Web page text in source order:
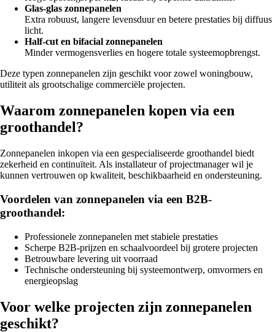
Glas-glas zonnepanelen
Extra robuust, langere levensduur en betere prestaties bij diffuus
licht.
Half-cut en bifacial zonnepanelen
Minder vermogensverlies en hogere totale systeemopbrengst.
Deze typen zonnepanelen zijn geschikt voor zowel woningbouw,
utiliteit als grootschalige commerciële projecten.
Waarom zonnepanelen kopen via een
groothandel?
Zonnepanelen inkopen via een gespecialiseerde groothandel biedt
zekerheid en continuïteit. Als installateur of projectmanager wil je
kunnen vertrouwen op kwaliteit, beschikbaarheid en ondersteuning.
Voordelen van zonnepanelen via een B2B-
groothandel:
Professionele zonnepanelen met stabiele prestaties
Scherpe B2B-prijzen en schaalvoordeel bij grotere projecten
Betrouwbare levering uit voorraad
Technische ondersteuning bij systeemontwerp, omvormers en
energieopslag
Voor welke projecten zijn zonnepanelen
geschikt?